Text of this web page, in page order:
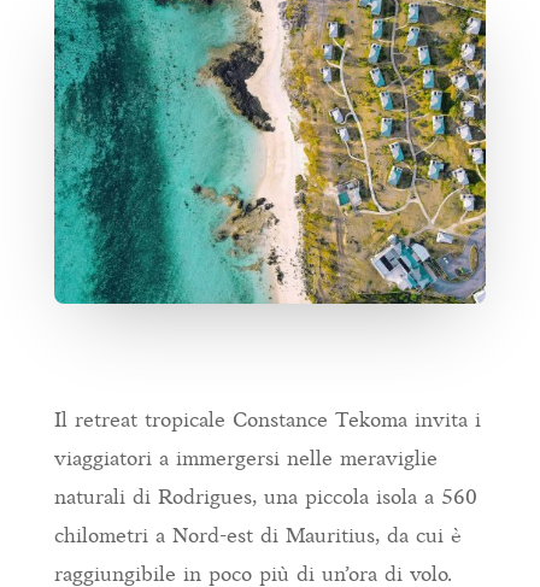
Il retreat tropicale Constance Tekoma invita i
viaggiatori a immergersi nelle meraviglie
naturali di Rodrigues, una piccola isola a 560
chilometri a Nord-est di Mauritius, da cui è
raggiungibile in poco più di un’ora di volo.